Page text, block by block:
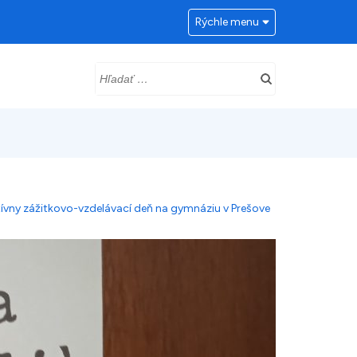
Rýchle menu
Hľadať:
zážitkovo-vzdelávací deň na gymnáziu v Prešove